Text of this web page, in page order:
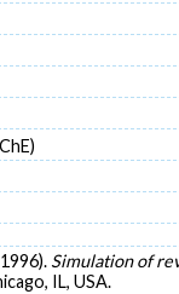
Simulation of
IL, USA.